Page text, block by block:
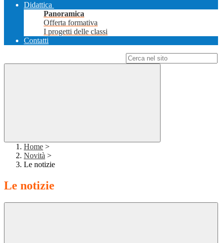
Didattica
Panoramica
Offerta formativa
I progetti delle classi
Contatti
Home >
Novità >
Le notizie
Le notizie